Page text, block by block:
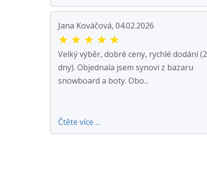
Jana Kováčová, 04.02.2026
★ ★ ★ ★ ★
Velký výběr, dobré ceny, rychlé dodání (2
dny). Objednala jsem synovi z bazaru
snowboard a boty. Obo...
Čtěte více ...